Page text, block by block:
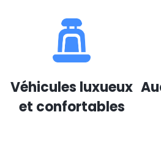
Véhicules luxueux
et confortables